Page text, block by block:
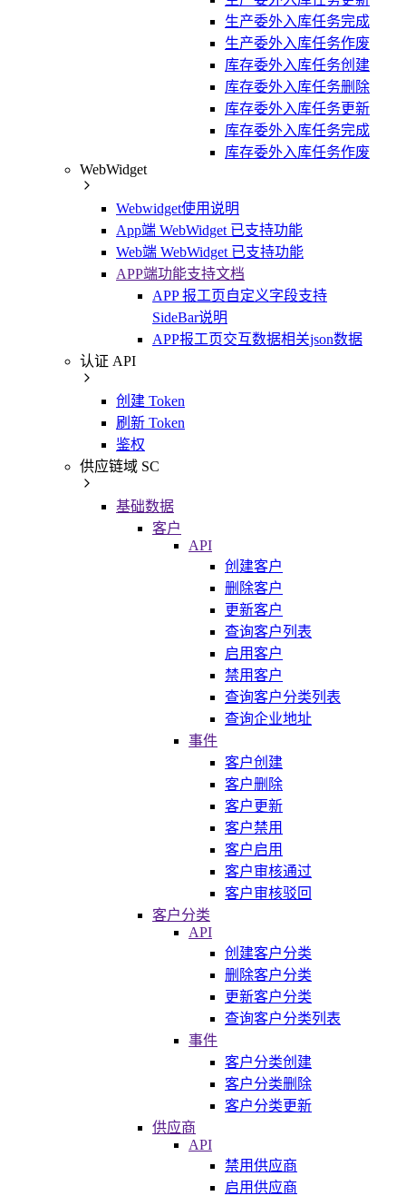
生产委外入库任务完成
生产委外入库任务作废
库存委外入库任务创建
库存委外入库任务删除
库存委外入库任务更新
库存委外入库任务完成
库存委外入库任务作废
WebWidget
Webwidget使用说明
App端 WebWidget 已支持功能
Web端 WebWidget 已支持功能
APP端功能支持文档
APP 报工页自定义字段支持
SideBar说明
APP报工页交互数据相关json数据
认证 API
创建 Token
刷新 Token
鉴权
供应链域 SC
基础数据
客户
API
创建客户
删除客户
更新客户
查询客户列表
启用客户
禁用客户
查询客户分类列表
查询企业地址
事件
客户创建
客户删除
客户更新
客户禁用
客户启用
客户审核通过
客户审核驳回
客户分类
API
创建客户分类
删除客户分类
更新客户分类
查询客户分类列表
事件
客户分类创建
客户分类删除
客户分类更新
供应商
API
禁用供应商
启用供应商